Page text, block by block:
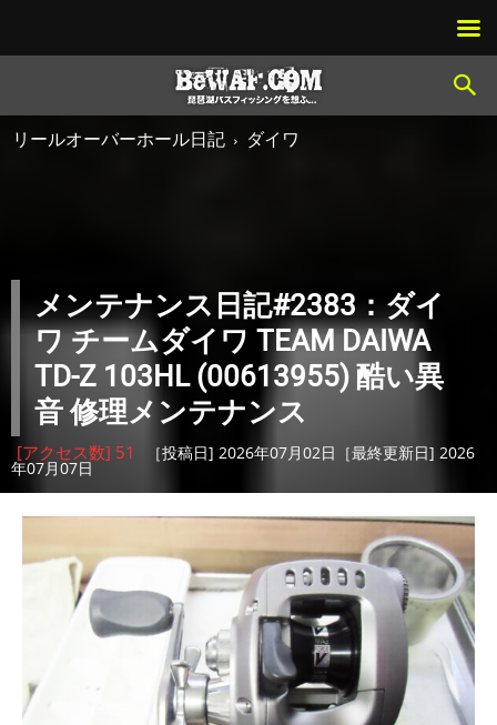
リールオーバーホール日記 ダイワ
メンテナンス日記#2383：ダイ
ワ チームダイワ TEAM DAIWA
TD-Z 103HL (00613955) 酷い異
音 修理メンテナンス
[アクセス数] 51 ［投稿日] 2026年07月02日［最終更新日] 2026
年07月07日